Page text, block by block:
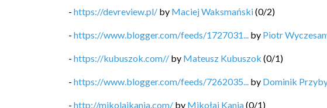
- https://devreview.pl/ by Maciej Waksmański(0/2)
- https://www.blogger.com/feeds/1727031... by Piotr
- https://kubuszok.com// by Mateusz Kubuszok (0/1)
- https://www.blogger.com/feeds/7262035... by Dominik
- http://mikolajkania.com/ by Mikołaj Kania(0/1)